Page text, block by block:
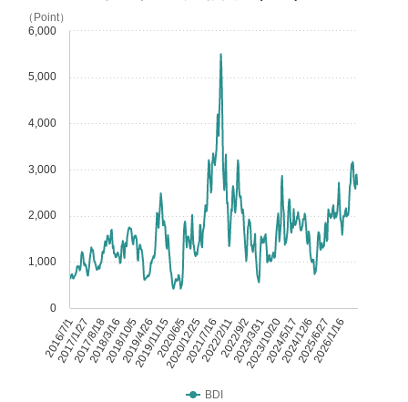
BDI
2016/7/1
2017/1/27
2017/8/18
2018/3/16
2018/10/5
2019/4/26
2019/11/152020/6/5
2020/12/25
2021/7/16
2022/2/112022/9/2
2023/3/31
2023/10/20
2024/5/17
2024/12/6
2025/6/27
2026/1/16
0
1,000
2,000
3,000
4,000
5,000
6,000
（Point）